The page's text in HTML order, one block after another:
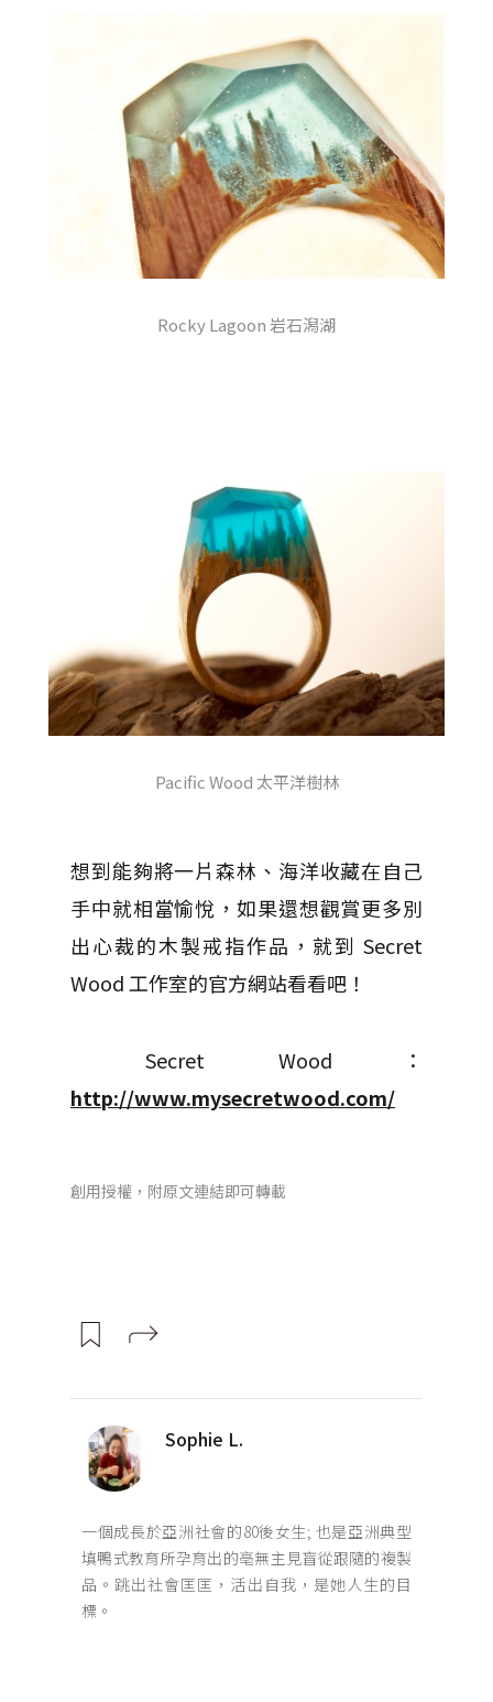
Rocky Lagoon 岩石潟湖
Pacific Wood 太平洋樹林
想到能夠將一片森林、海洋收藏在自己
手中就相當愉悅，如果還想觀賞更多別
出心裁的木製戒指作品，就到 Secret
Wood 工作室的官方網站看看吧！
Secret Wood：
http://www.mysecretwood.com/
創用授權，附原文連結即可轉載
Sophie L.
一個成長於亞洲社會的80後女生; 也是亞洲典型
填鴨式教育所孕育出的亳無主見盲從跟隨的複製
品。跳出社會匡匡，活出自我，是她人生的目
標。